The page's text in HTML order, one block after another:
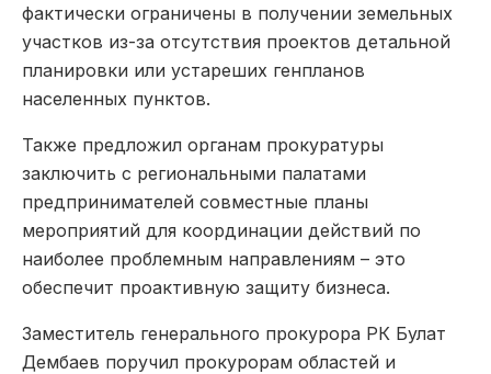
фактически ограничены в получении земельных
участков из-за отсутствия проектов детальной
планировки или устареших генпланов
населенных пунктов.
Также предложил органам прокуратуры
заключить с региональными палатами
предпринимателей совместные планы
мероприятий для координации действий по
наиболее проблемным направлениям – это
обеспечит проактивную защиту бизнеса.
Заместитель генерального прокурора РК Булат
Дембаев поручил прокурорам областей и